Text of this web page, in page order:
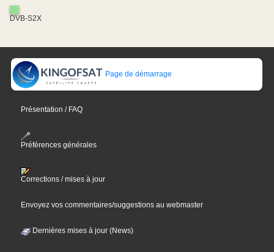
DVB-S2X
Page de démarrage
Présentation / FAQ
Préférences générales
Corrections / mises à jour
Envoyez vos commentaires/suggestions au webmaster
Dernières mises à jour (News)